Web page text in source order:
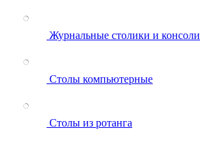
Журнальные столики и консоли
Столы компьютерные
Столы из ротанга